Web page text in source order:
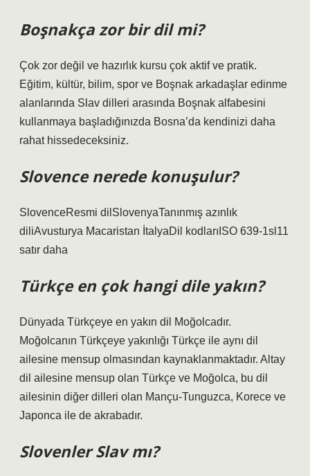
Boşnakça zor bir dil mi?
Çok zor değil ve hazırlık kursu çok aktif ve pratik.
Eğitim, kültür, bilim, spor ve Boşnak arkadaşlar edinme
alanlarında Slav dilleri arasında Boşnak alfabesini
kullanmaya başladığınızda Bosna’da kendinizi daha
rahat hissedeceksiniz.
Slovence nerede konuşulur?
SlovenceResmi dilSlovenyaTanınmış azınlık
diliAvusturya Macaristan İtalyaDil kodlarıISO 639-1sl11
satır daha
Türkçe en çok hangi dile yakın?
Dünyada Türkçeye en yakın dil Moğolcadır.
Moğolcanın Türkçeye yakınlığı Türkçe ile aynı dil
ailesine mensup olmasından kaynaklanmaktadır. Altay
dil ailesine mensup olan Türkçe ve Moğolca, bu dil
ailesinin diğer dilleri olan Mançu-Tunguzca, Korece ve
Japonca ile de akrabadır.
Slovenler Slav mı?